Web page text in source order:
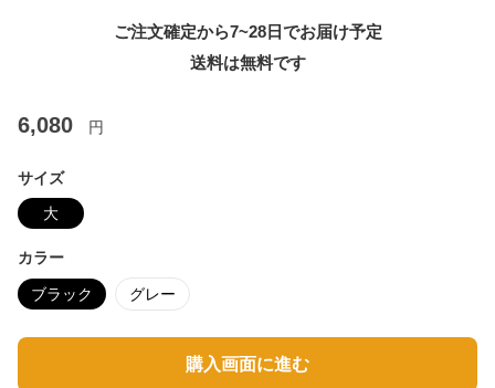
ご注文確定から7~28日でお届け予定
送料は無料です
6,080 円
サイズ
大
カラー
ブラック グレー
購入画面に進む